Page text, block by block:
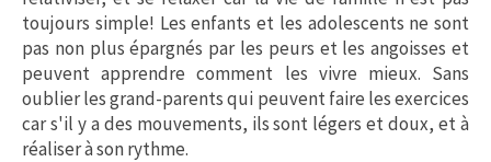
toujours simple! Les enfants et les adolescents ne sont
pas non plus épargnés par les peurs et les angoisses et
peuvent apprendre comment les vivre mieux. Sans
oublier les grand-parents qui peuvent faire les exercices
car s'il y a des mouvements, ils sont légers et doux, et à
réaliser à son rythme.